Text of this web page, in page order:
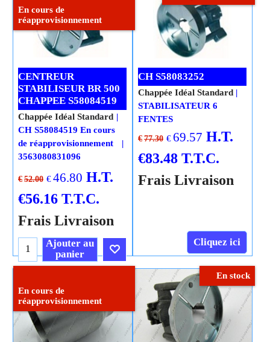
En cours de
réapprovisionnement
CENTREUR
STABILISEUR BR 500
CHAPPEE S58084519
€ 52.00 €46.80 H.T.
€56.16 T.T.C.
Frais Livraison
Chappée Idéal Standard
CH S58084519 En cours
de réapprovisionnement
3563080831096
Ajouter au
panier
CH S58083252
€ 77.30 € 69.57 H.T.
€83.48 T.T.C.
Frais Livraison
Chappée Idéal Standard
STABILISATEUR 6
FENTES
Cliquez ici
En cours de
réapprovisionnement
En stock